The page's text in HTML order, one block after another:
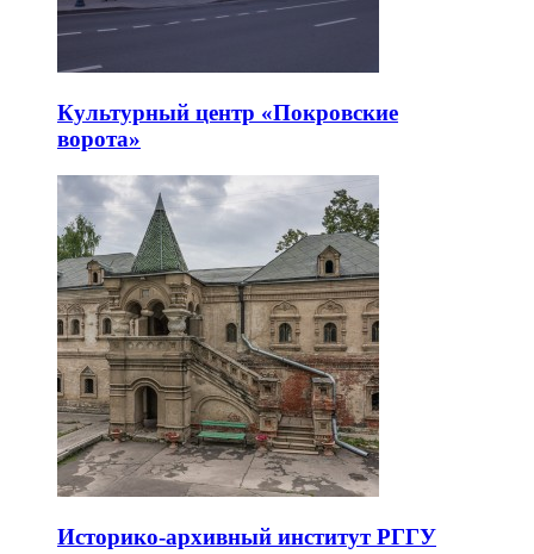
Культурный центр «Покровские
ворота»
Историко-архивный институт РГГУ